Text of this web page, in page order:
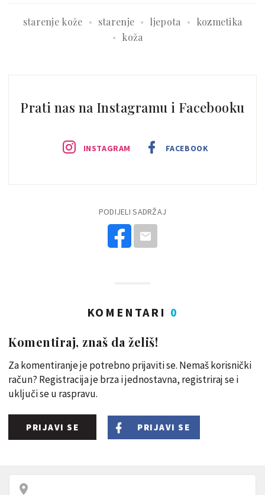
starenje kože starenje ljepota
kozmetika
koža
Prati nas na Instagramu i Facebooku
INSTAGRAM FACEBOOK
PODIJELI SADRŽAJ
KOMENTARI 0
Komentiraj, znaš da želiš!
Za komentiranje je potrebno prijaviti se. Nemaš korisnički
račun? Registracija je brza i jednostavna, registriraj se i
uključi se u raspravu.
PRIJAVI SE PRIJAVI SE